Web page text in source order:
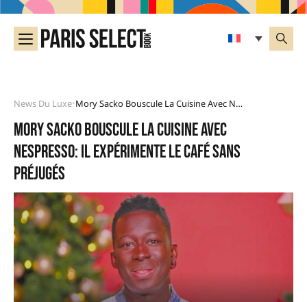
News Du Luxe• Mory Sacko Bouscule La Cuisine Avec Nespresso: Il Expérimente Le Café Sans Préjugés
Mory Sacko bouscule la cuisine avec
Nespresso: il expérimente le café sans
préjugés